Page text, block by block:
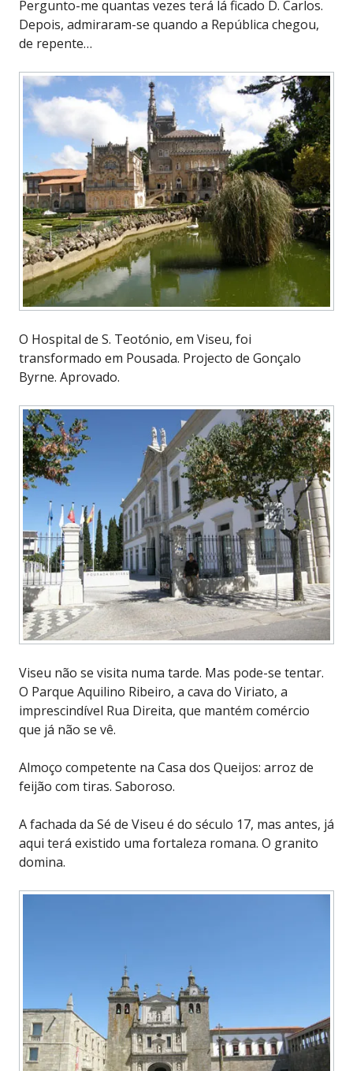
Pergunto-me quantas vezes terá lá ficado D. Carlos.
Depois, admiraram-se quando a República chegou,
de repente…
O Hospital de S. Teotónio, em Viseu, foi
transformado em Pousada. Projecto de Gonçalo
Byrne. Aprovado.
Viseu não se visita numa tarde. Mas pode-se tentar.
O Parque Aquilino Ribeiro, a cava do Viriato, a
imprescindível Rua Direita, que mantém comércio
que já não se vê.
Almoço competente na Casa dos Queijos: arroz de
feijão com tiras. Saboroso.
A fachada da Sé de Viseu é do século 17, mas antes, já
aqui terá existido uma fortaleza romana. O granito
domina.